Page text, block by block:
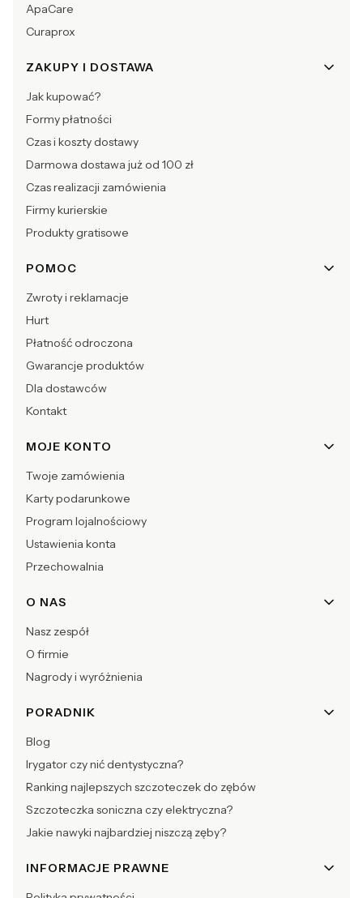
ApaCare
Curaprox
ZAKUPY I DOSTAWA
Jak kupować?
Formy płatności
Czas i koszty dostawy
Darmowa dostawa już od 100 zł
Czas realizacji zamówienia
Firmy kurierskie
Produkty gratisowe
POMOC
Zwroty i reklamacje
Hurt
Płatność odroczona
Gwarancje produktów
Dla dostawców
Kontakt
MOJE KONTO
Twoje zamówienia
Karty podarunkowe
Program lojalnościowy
Ustawienia konta
Przechowalnia
O NAS
Nasz zespół
O firmie
Nagrody i wyróżnienia
PORADNIK
Blog
Irygator czy nić dentystyczna?
Ranking najlepszych szczoteczek do zębów
Szczoteczka soniczna czy elektryczna?
Jakie nawyki najbardziej niszczą zęby?
INFORMACJE PRAWNE